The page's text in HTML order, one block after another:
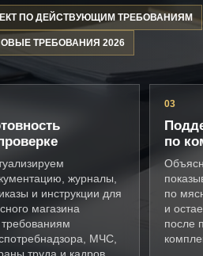
ПО ДЕЙСТВУЮЩИМ ТРЕБОВАНИЯМ
ТРЕБОВАНИЯ 2026
журналы,
и инструкции для
магазина
МЧС,
03
по
по
и
после